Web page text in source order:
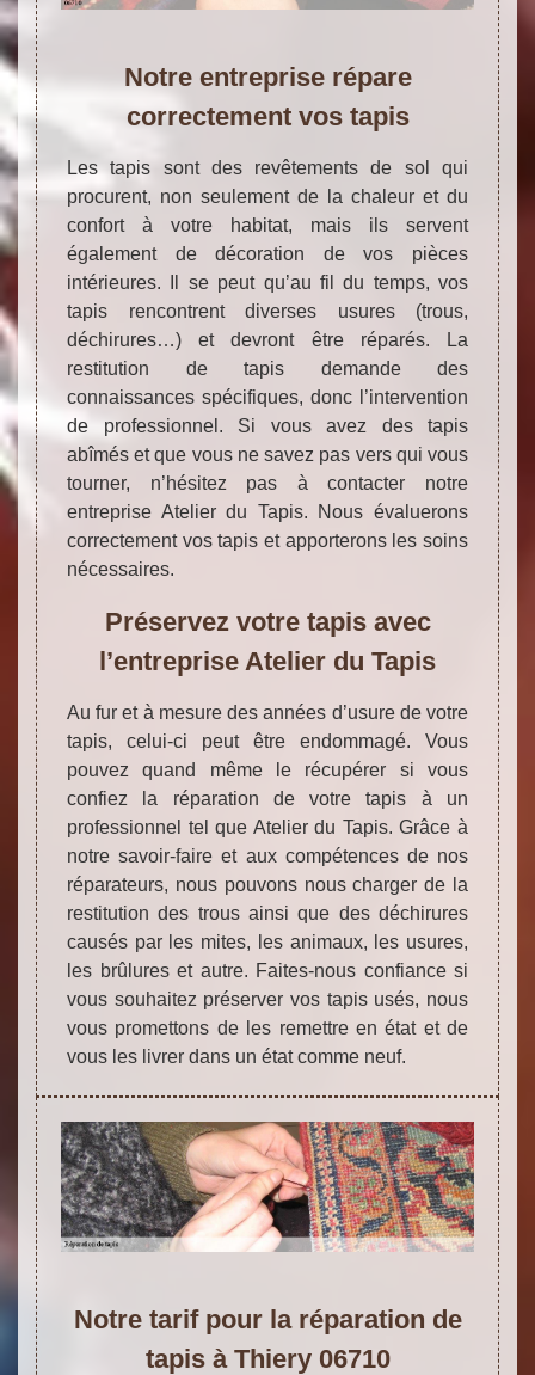
Notre entreprise répare
correctement vos tapis
Les tapis sont des revêtements de sol qui
procurent, non seulement de la chaleur et du
confort à votre habitat, mais ils servent
également de décoration de vos pièces
intérieures. Il se peut qu’au fil du temps, vos
tapis rencontrent diverses usures (trous,
déchirures…) et devront être réparés. La
restitution de tapis demande des
connaissances spécifiques, donc l’intervention
de professionnel. Si vous avez des tapis
abîmés et que vous ne savez pas vers qui vous
tourner, n’hésitez pas à contacter notre
entreprise Atelier du Tapis. Nous évaluerons
correctement vos tapis et apporterons les soins
nécessaires.
Préservez votre tapis avec
l’entreprise Atelier du Tapis
Au fur et à mesure des années d’usure de votre
tapis, celui-ci peut être endommagé. Vous
pouvez quand même le récupérer si vous
confiez la réparation de votre tapis à un
professionnel tel que Atelier du Tapis. Grâce à
notre savoir-faire et aux compétences de nos
réparateurs, nous pouvons nous charger de la
restitution des trous ainsi que des déchirures
causés par les mites, les animaux, les usures,
les brûlures et autre. Faites-nous confiance si
vous souhaitez préserver vos tapis usés, nous
vous promettons de les remettre en état et de
vous les livrer dans un état comme neuf.
Notre tarif pour la réparation de
tapis à Thiery 06710